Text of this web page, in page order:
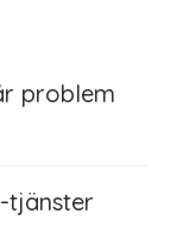
problem
tjänster